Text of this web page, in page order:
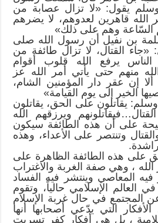
وسلم يقول: «لا تزال عصابة من
الله قاهرين لعدوهم، لا يضرهم
السّاعة وهم على ذلك»
بن نفيل أن رسول الله صلى
القتال، لا تزال طائفة من
يرفع الله قلوب أقوام
منهم حتى يأتي أمر الله عز
إن عقر دار المؤمنين الشام،
الخير إلى يوم القيامة»
يقاتلون على الحق، يقاتلون
ويرزقهم الله
على أن هذه الطائفة سيكون
وتنتصر على الأعداء، وهذه
على هذه الطائفة الظاهرة على
الله ، وهي صفة الغربة والاغتراب
المعاصي وينتشر فيه الفساد
العالم الإسلامي حالياً، وتقوم
المجتمع في حال غربة الإسلام
التي يدّعي أصحابها أنها
، بل هي أفكار كفر تسربت